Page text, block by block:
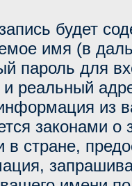
будет
имя (в
пароль для
реальный
из
законами
стране,